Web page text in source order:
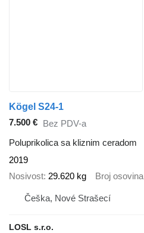
Kögel S24-1
7.500 € Bez PDV-a
Poluprikolica sa kliznim ceradom
2019
Nosivost 29.620 kg Broj osovina
Češka, Nové Strašecí
LOSL s.r.o.